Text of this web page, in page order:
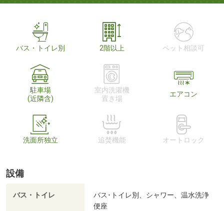
バス・トイレ別 2階以上 ペット相談可
駐車場
(近隣含)
室内洗濯機
置き場
エアコン
洗面所独立 追焚機能 オートロック
設備
バス・トイレ
バス･トイレ別、シャワー、温水洗浄
便座